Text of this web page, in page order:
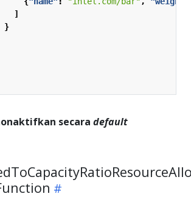
]
}
secara default